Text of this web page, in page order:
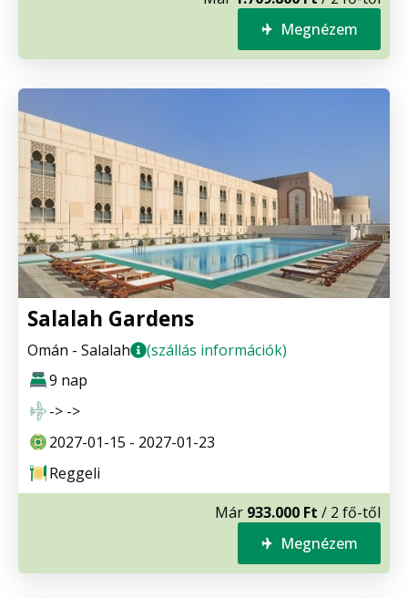
Megnézem
Salalah Gardens
Omán - Salalah
(szállás információk)
9 nap
-> ->
2027-01-15 - 2027-01-23
Reggeli
Már 933.000 Ft / 2 fő-től
Megnézem